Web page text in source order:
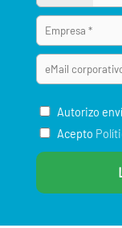
Autorizo
Acepto